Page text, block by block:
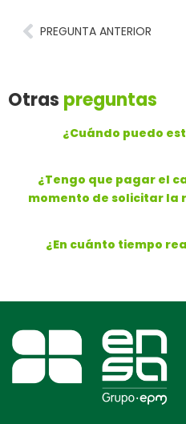
PREGUNTA ANTERIOR
Otras preguntas
¿Cuándo puedo
¿Tengo que pagar el
momento de solicitar la
¿En cuánto tiempo